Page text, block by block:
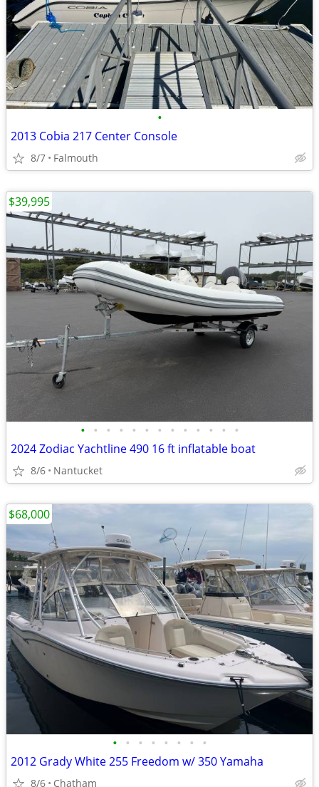
•
2013 Cobia 217 Center Console
8/7 Falmouth
• • • • • • • • • • • • •
2024 Zodiac Yachtline 490 16 ft inflatable boat
8/6 Nantucket
$39,995
• • • • • • • •
2012 Grady White 255 Freedom w/ 350 Yamaha
8/6 Chatham
$68,000